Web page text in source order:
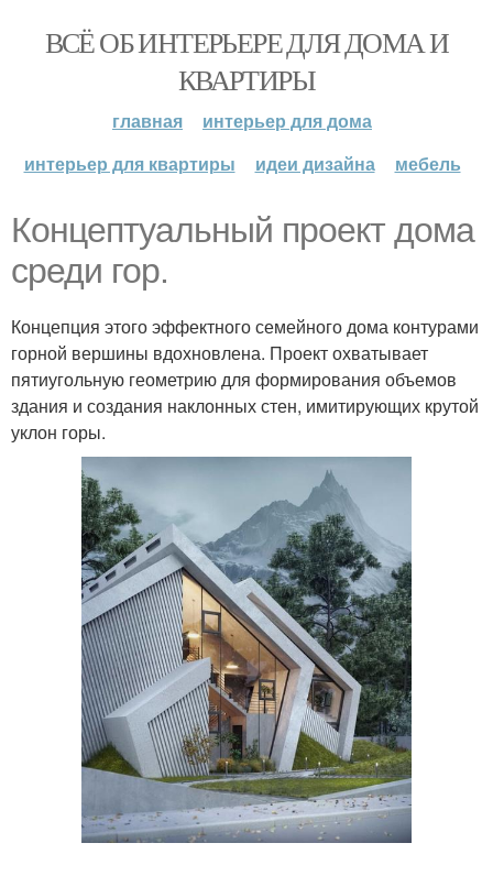
ВСЁ ОБ ИНТЕРЬЕРЕ ДЛЯ ДОМА И
КВАРТИРЫ
главная
интерьер для дома
интерьер для квартиры
идеи дизайна мебель
Концептуальный проект дома
среди гор.
Концепция этого эффектного семейного дома контурами
горной вершины вдохновлена. Проект охватывает
пятиугольную геометрию для формирования объемов
здания и создания наклонных стен, имитирующих крутой
уклон горы.